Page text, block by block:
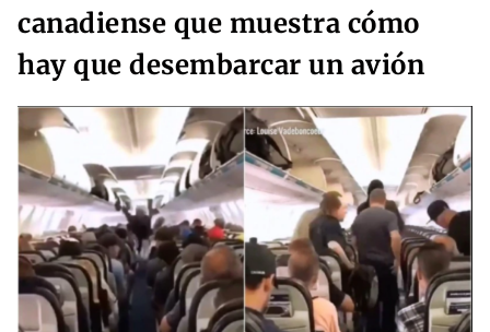
canadiense que muestra cómo
hay que desembarcar un avión